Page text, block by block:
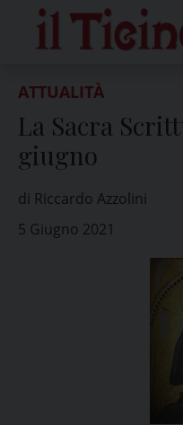
content
ATTUALITÀ
La Sacra
giugno
di Riccardo Azzolini
5 Giugno 2021